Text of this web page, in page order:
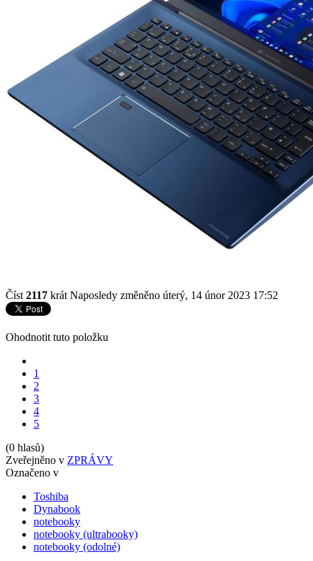
Číst 2117 krát Naposledy změněno úterý, 14 únor 2023 17:52
Ohodnotit tuto položku
1
2
3
4
5
(0 hlasů)
Zveřejněno v ZPRÁVY
Označeno v
Toshiba
Dynabook
notebooky
notebooky (ultrabooky)
notebooky (odolné)